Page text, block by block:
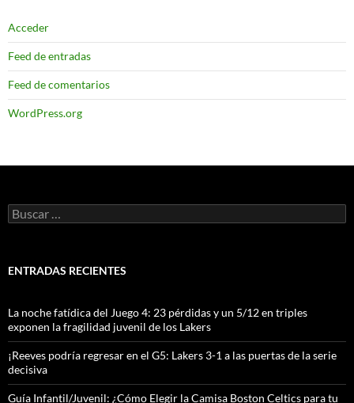
Acceder
Feed de entradas
Feed de comentarios
WordPress.org
Buscar:
ENTRADAS RECIENTES
La noche fatídica del Juego 4: 23 pérdidas y un 5/12 en triples
exponen la fragilidad juvenil de los Lakers
¡Reeves podría regresar en el G5: Lakers 3-1 a las puertas de la serie
decisiva
Guía Infantil/Juvenil: ¿Cómo Elegir la Camisa Boston Celtics para tu